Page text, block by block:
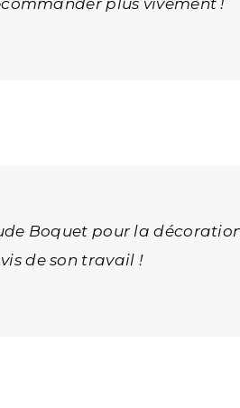
plus vivement !
Boquet pour la
de son travail !